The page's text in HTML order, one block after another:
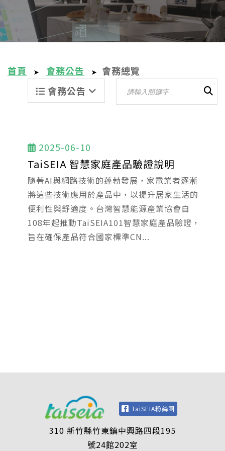
首頁 ➤ 會務公告 ➤
會務總覽
會務公告
2025-06-10
TaiSEIA 智慧家庭產品驗證說明
隨著AI與網路技術的蓬勃發展，家電業者逐漸
將這些技術應用於產品中，以提升居家生活的
便利性與舒適度。台灣智慧能源產業協會自
108年起推動TaiSEIA101智慧家庭產品驗證，
旨在確保產品符合國家標準CN...
TaiSEIA粉絲團
310 新竹縣竹東鎮中興路四段195
號24館202室